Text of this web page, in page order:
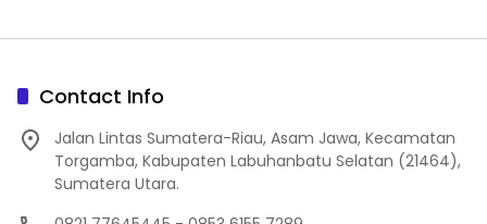
Contact Info
Jalan Lintas Sumatera-Riau, Asam Jawa, Kecamatan
Torgamba, Kabupaten Labuhanbatu Selatan (21464),
Sumatera Utara.